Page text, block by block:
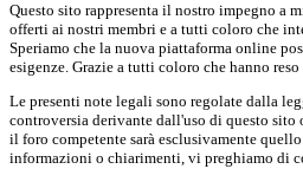
Questo sito rappresenta il nostro impegno a
offerti ai nostri membri e a tutti coloro che
Speriamo che la nuova piattaforma online
esigenze. Grazie a tutti coloro che hanno
Le presenti note legali sono regolate dalla
controversia derivante dall'uso di questo
il foro competente sarà esclusivamente
informazioni o chiarimenti, vi preghiamo di